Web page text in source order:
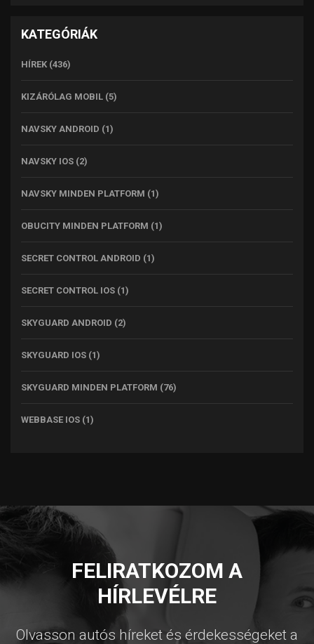
KATEGÓRIÁK
HÍREK (436)
KIZÁRÓLAG MOBIL (5)
NAVSKY ANDROID (1)
NAVSKY IOS (2)
NAVSKY MINDEN PLATFORM (1)
OBUCITY MINDEN PLATFORM (1)
SECRET CONTROL ANDROID (1)
SECRET CONTROL IOS (1)
SKYGUARD ANDROID (2)
SKYGUARD IOS (1)
SKYGUARD MINDEN PLATFORM (76)
WEBBASE IOS (1)
FELIRATKOZOM A
HÍRLEVÉLRE
Olvasson autós híreket és érdekességeket a